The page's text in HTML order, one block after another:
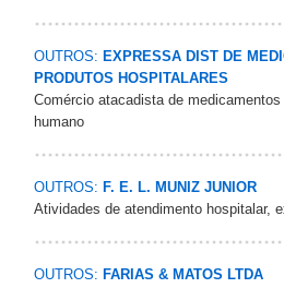
OUTROS: EXPRESSA DIST DE
PRODUTOS HOSPITALARES
Comércio atacadista de
humano
OUTROS: F. E. L. MUNIZ JUNIOR
Atividades de atendimento hospitalar,
OUTROS: FARIAS & MATOS LTDA